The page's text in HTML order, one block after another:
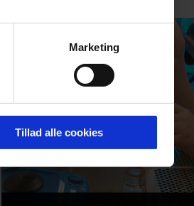
Marketing
Tillad alle cookies